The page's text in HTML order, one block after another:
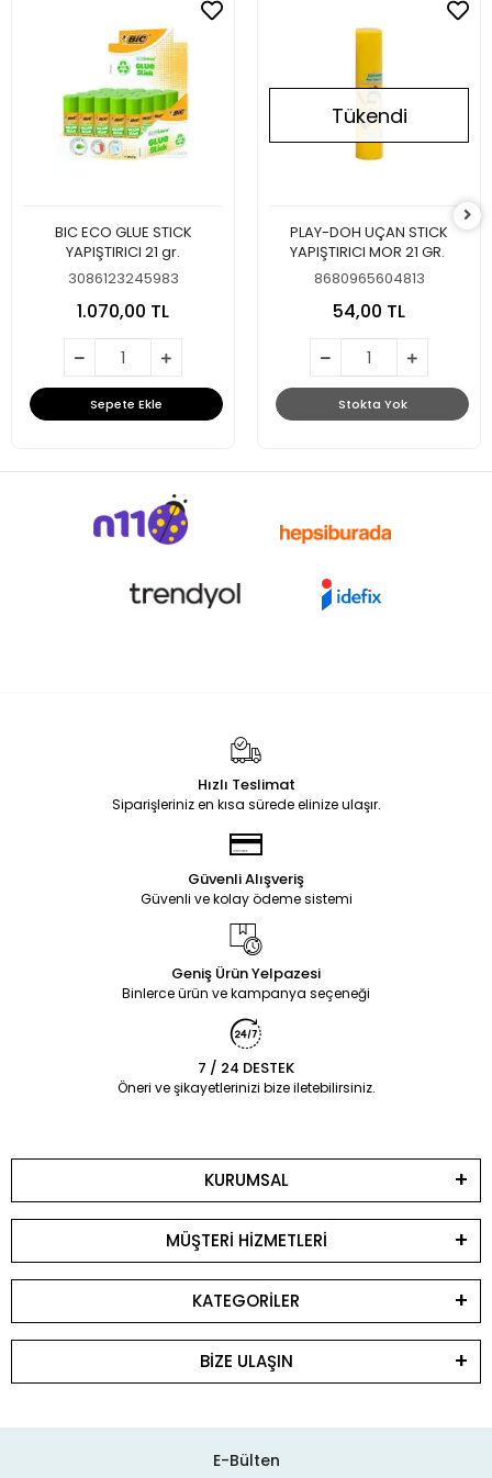
BIC ECO GLUE STICK
YAPIŞTIRICI 21 gr.
3086123245983
1.070,00 TL
Sepete Ekle
Tükendi
PLAY-DOH UÇAN STICK
YAPIŞTIRICI MOR 21 GR.
8680965604813
54,00 TL
Stokta Yok
Hızlı Teslimat
Siparişleriniz en kısa sürede elinize ulaşır.
Güvenli Alışveriş
Güvenli ve kolay ödeme sistemi
Geniş Ürün Yelpazesi
Binlerce ürün ve kampanya seçeneği
7 / 24 DESTEK
Öneri ve şikayetlerinizi bize iletebilirsiniz.
KURUMSAL
MÜŞTERİ HİZMETLERİ
KATEGORİLER
BİZE ULAŞIN
E-Bülten